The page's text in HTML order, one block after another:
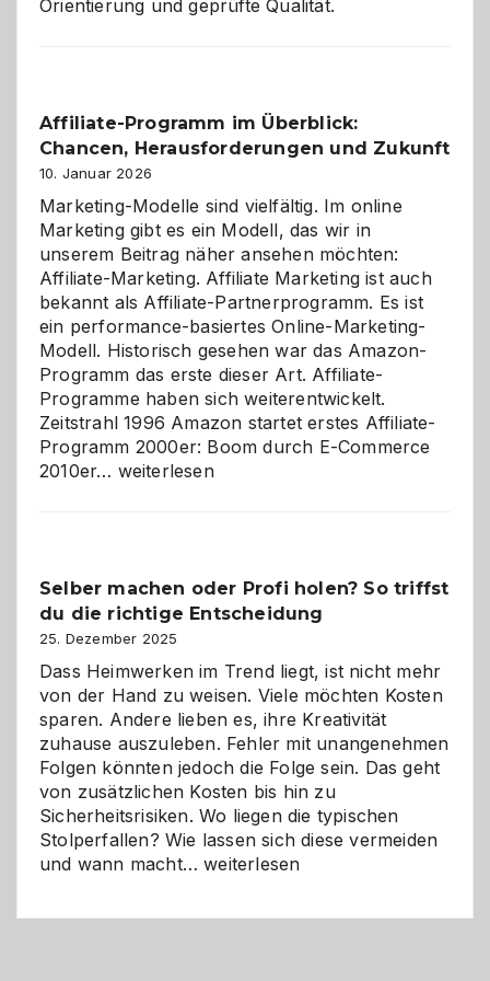
Orientierung und geprüfte Qualität.
Affiliate-Programm im Überblick:
Chancen, Herausforderungen und Zukunft
10. Januar 2026
Marketing-Modelle sind vielfältig. Im online
Marketing gibt es ein Modell, das wir in
unserem Beitrag näher ansehen möchten:
Affiliate-Marketing. Affiliate Marketing ist auch
bekannt als Affiliate-Partnerprogramm. Es ist
ein performance-basiertes Online-Marketing-
Modell. Historisch gesehen war das Amazon-
Programm das erste dieser Art. Affiliate-
Programme haben sich weiterentwickelt.
Zeitstrahl 1996 Amazon startet erstes Affiliate-
Programm 2000er: Boom durch E-Commerce
2010er… Affiliate-
Herausforderungen
und
Zukunft
weiterlesen
Selber machen oder Profi holen? So triffst
du die richtige Entscheidung
25. Dezember 2025
Dass Heimwerken im Trend liegt, ist nicht mehr
von der Hand zu weisen. Viele möchten Kosten
sparen. Andere lieben es, ihre Kreativität
zuhause auszuleben. Fehler mit unangenehmen
Folgen könnten jedoch die Folge sein. Das geht
von zusätzlichen Kosten bis hin zu
Sicherheitsrisiken. Wo liegen die typischen
Stolperfallen? Wie lassen sich diese vermeiden
und wann macht…Selber
weiterlesen